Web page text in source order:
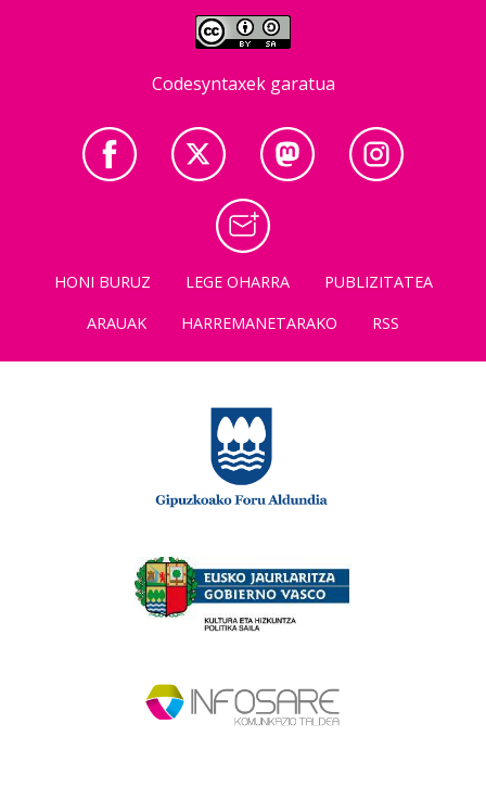
Codesyntaxek garatua
HONI BURUZ LEGE OHARRA
PUBLIZITATEA
ARAUAK
HARREMANETARAKO RSS